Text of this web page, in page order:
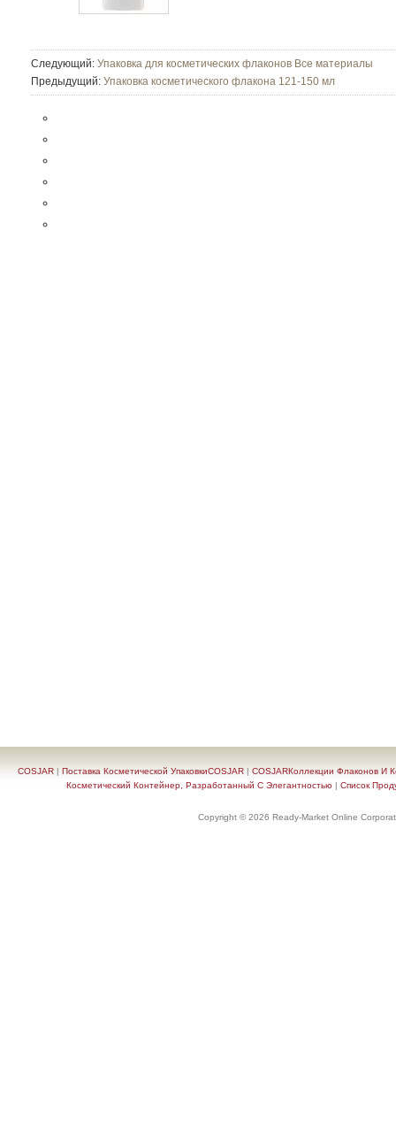
Следующий: Упаковка для косметических флаконов Все материалы
Предыдущий: Упаковка косметического флакона 121-150 мл
COSJAR | Поставка Косметической УпаковкиCOSJAR | COSJARКоллекции Флаконов И
Косметический Контейнер, Разработанный С Элегантностью | Список
Copyright © 2026 Ready-Market Online